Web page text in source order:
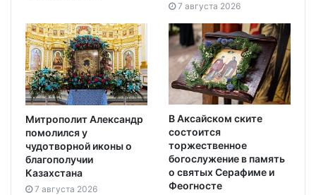
7 августа 2026
Митрополит Александр
помолился у
чудотворной иконы о
благополучии
Казахстана
7 августа 2026
В Аксайском ските
состоится
торжественное
богослужение в память
о святых Серафиме и
Феогносте